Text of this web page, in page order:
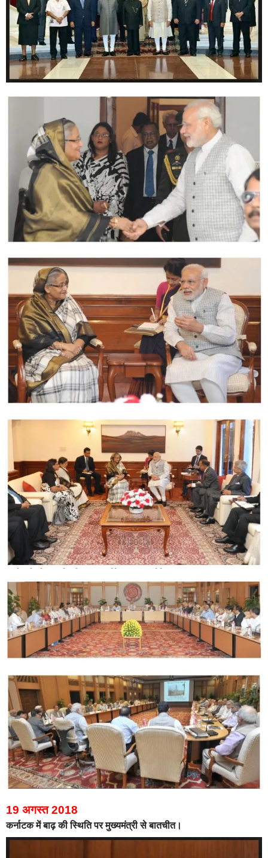
19 अगस्त 2018
कर्नाटक में बाढ़ की स्थिति पर मुख्यमंत्री से बातचीत।